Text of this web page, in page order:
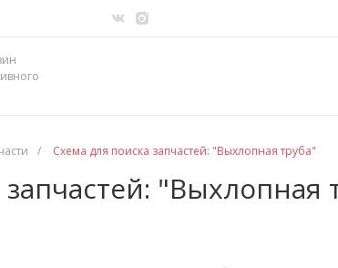
/ Схема для поиска запчастей: "Выхлопная труба"
"Выхлопная